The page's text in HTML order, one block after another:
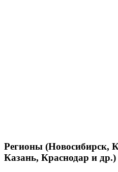
Регионы (Новосибирск,
Казань, Краснодар и др.)